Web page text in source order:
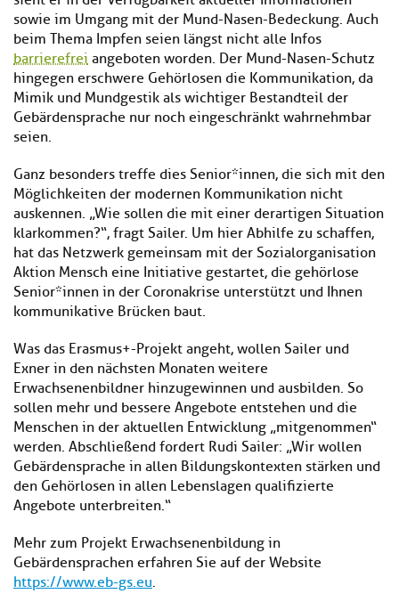
sowie im Umgang mit der Mund-Nasen-Bedeckung. Auch
beim Thema Impfen seien längst nicht alle Infos
barrierefrei angeboten worden. Der Mund-Nasen-Schutz
hingegen erschwere Gehörlosen die Kommunikation, da
Mimik und Mundgestik als wichtiger Bestandteil der
Gebärdensprache nur noch eingeschränkt wahrnehmbar
seien.
Ganz besonders treffe dies Senior*innen, die sich mit den
Möglichkeiten der modernen Kommunikation nicht
auskennen. „Wie sollen die mit einer derartigen Situation
klarkommen?“, fragt Sailer. Um hier Abhilfe zu schaffen,
hat das Netzwerk gemeinsam mit der Sozialorganisation
Aktion Mensch eine Initiative gestartet, die gehörlose
Senior*innen in der Coronakrise unterstützt und Ihnen
kommunikative Brücken baut.
Was das Erasmus+-Projekt angeht, wollen Sailer und
Exner in den nächsten Monaten weitere
Erwachsenenbildner hinzugewinnen und ausbilden. So
sollen mehr und bessere Angebote entstehen und die
Menschen in der aktuellen Entwicklung „mitgenommen“
werden. Abschließend fordert Rudi Sailer: „Wir wollen
Gebärdensprache in allen Bildungskontexten stärken und
den Gehörlosen in allen Lebenslagen qualifizierte
Angebote unterbreiten.“
Mehr zum Projekt Erwachsenenbildung in
Gebärdensprachen erfahren Sie auf der Website
https://www.eb-gs.eu.